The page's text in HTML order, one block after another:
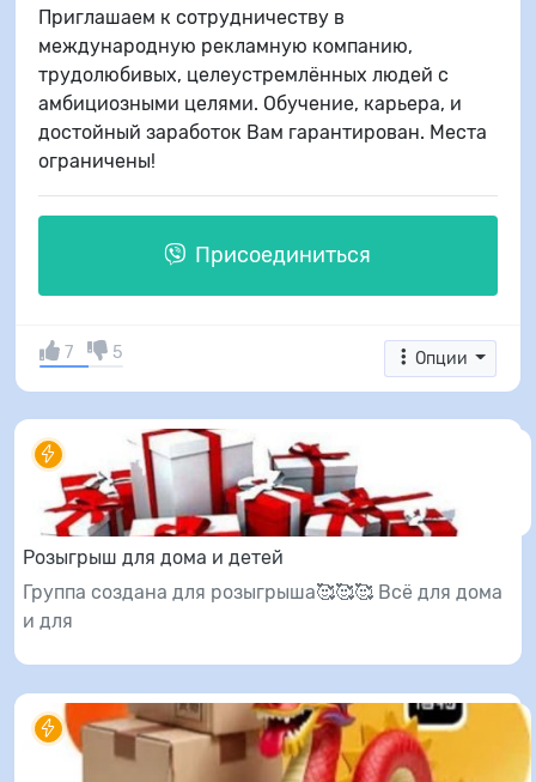
Приглашаем к сотрудничеству в
международную рекламную компанию,
трудолюбивых, целеустремлённых людей с
амбициозными целями. Обучение, карьера, и
достойный заработок Вам гарантирован. Места
ограничены!
Присоединиться
Опции
7 5
Розыгрыш для дома и детей
Группа создана для розыгрыша🥰🥰🥰 Всё для дома
и для